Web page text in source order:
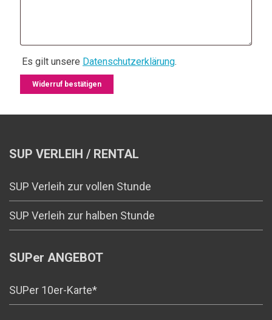
Es gilt unsere Datenschutzerklärung.
Widerruf bestätigen
SUP VERLEIH / RENTAL
SUP Verleih zur vollen Stunde
SUP Verleih zur halben Stunde
SUPer ANGEBOT
SUPer 10er-Karte*